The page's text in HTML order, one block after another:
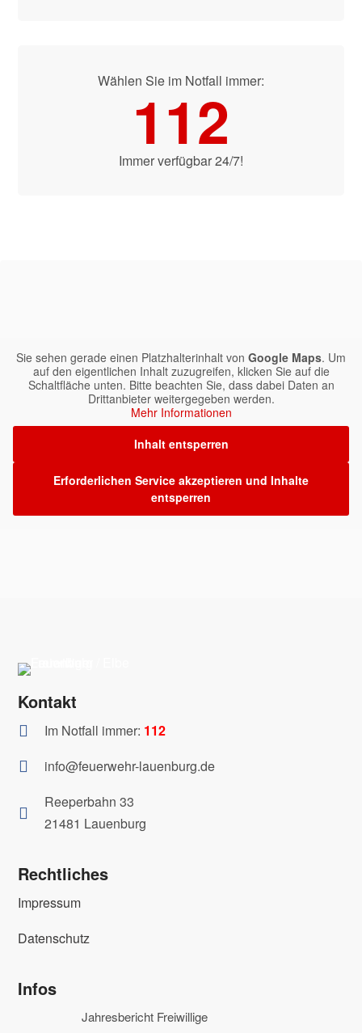
Wählen Sie im Notfall immer:
112
Immer verfügbar 24/7!
Sie sehen gerade einen Platzhalterinhalt von Google Maps. Um
auf den eigentlichen Inhalt zuzugreifen, klicken Sie auf die
Schaltfläche unten. Bitte beachten Sie, dass dabei Daten an
Drittanbieter weitergegeben werden.
Mehr Informationen
Inhalt entsperren
Erforderlichen Service akzeptieren und Inhalte
entsperren
Kontakt
 Im Notfall immer: 112
 info@feuerwehr-lauenburg.de

Reeperbahn 33
21481 Lauenburg
Rechtliches
Impressum
Datenschutz
Infos
Jahresbericht Freiwillige